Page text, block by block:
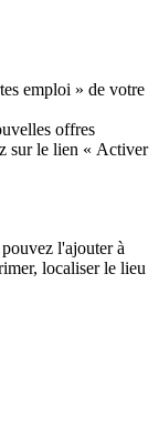
emploi » de votre
offres
sur le lien « Activer
l'ajouter à
localiser le lieu